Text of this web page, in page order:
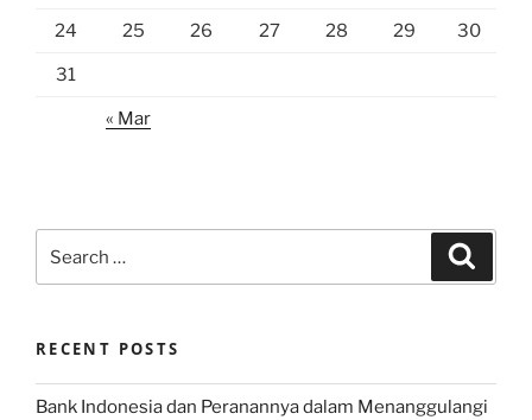
24 25 26 27 28 29 30
31
« Mar
for:
RECENT POSTS
Bank Indonesia dan Peranannya dalam Menanggulangi